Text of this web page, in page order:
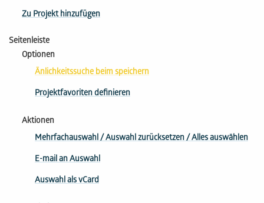
Zu Projekt hinzufügen
Seitenleiste
Optionen
Änlichkeitssuche beim speichern
Projektfavoriten definieren
Aktionen
Mehr­fach­aus­wahl / Auswahl zurücksetzen / Alles auswählen
E-mail an Auswahl
Auswahl als vCard